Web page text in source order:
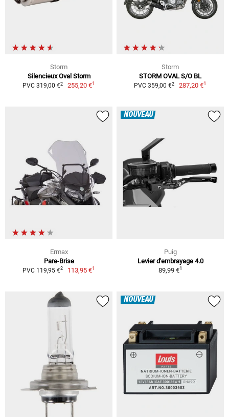
Storm
Silencieux Oval Storm
PVC 319,00 €2 255,20 €1
Storm
STORM OVAL S/O BL
PVC 359,00 €2 287,20 €1
Ermax
Pare-Brise
PVC 119,95 €2 113,95 €1
NOUVEAU
Puig
Levier d'embrayage 4.0
89,99 €1
NOUVEAU